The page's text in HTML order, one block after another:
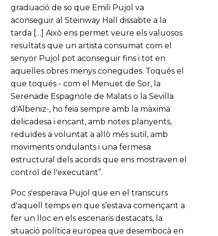
graduació de so que Emili Pujol va
aconseguir al Steinway Hall dissabte a la
tarda […] Això ens permet veure els valuosos
resultats que un artista consumat com el
senyor Pujol pot aconseguir fins i tot en
aquelles obres menys conegudes. Toqués el
que toqués - com el Menuet de Sor, la
Serenade Espagnole de Malats o la Sevilla
d'Albeniz-, ho feia sempre amb la màxima
delicadesa i encant, amb notes planyents,
reduïdes a voluntat a allò més sutil, amb
moviments ondulants i una fermesa
estructural dels acords que ens mostraven el
control de l'executant”.
Poc s'esperava Pujol que en el transcurs
d'aquell temps en que s’estava començant a
fer un lloc en els escenaris destacats, la
situació política europea que desembocà en